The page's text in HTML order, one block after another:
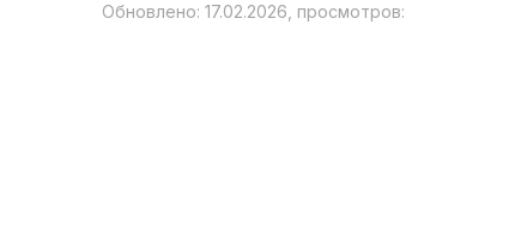
Обновлено: 17.02.2026, просмотров: